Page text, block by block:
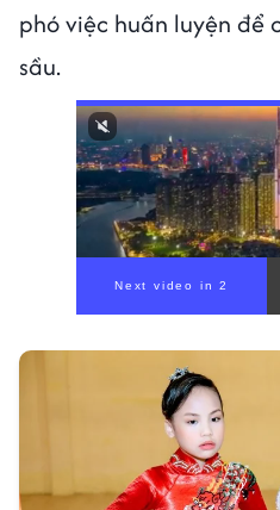
phó việc huấn luyện để
sầu.